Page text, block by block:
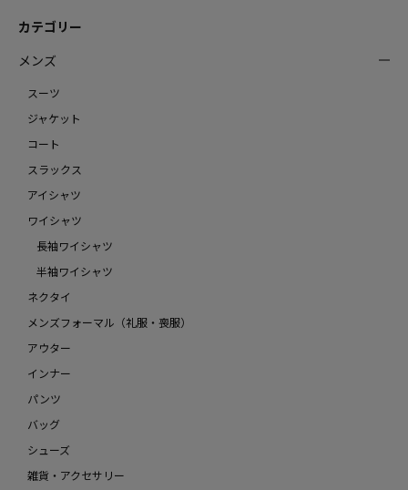
カテゴリー
メンズ
スーツ
ジャケット
コート
スラックス
アイシャツ
ワイシャツ
長袖ワイシャツ
半袖ワイシャツ
ネクタイ
メンズフォーマル（礼服・喪服）
アウター
インナー
パンツ
バッグ
シューズ
雑貨・アクセサリー